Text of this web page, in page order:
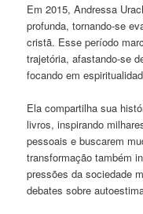
Em 2015, Andressa
profunda, tornando-se
cristã. Esse período
trajetória, afastando-se
focando em
Ela compartilha sua
livros, inspirando
pessoais e buscarem
transformação também
pressões da sociedade
debates sobre